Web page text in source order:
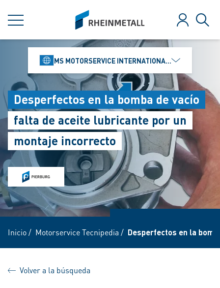
MENÚ
siteLogo
Iniciar
MS MOTORSERVICE INTERNATIONAL GMBH
Desperfectos en la bomba de vacío
falta de aceite lubricante por un
montaje incorrecto
Inicio/ Motorservice Tecnipedia / Desperfectos en la
Volver a la búsqueda